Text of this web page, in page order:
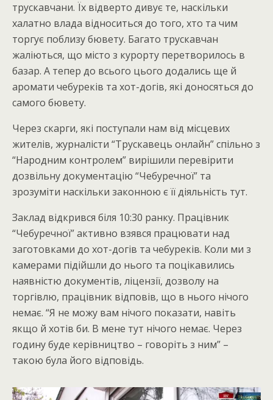
трускавчани. Їх відверто дивує те, наскільки
халатно влада відноситься до того, хто та чим
торгує поблизу бювету. Багато трускавчан
жаліються, що місто з курорту перетворилось в
базар. А тепер до всього цього додались ще й
аромати чебуреків та хот-догів, які доносяться до
самого бювету.
Через скарги, які поступали нам від місцевих
жителів, журналісти “Трускавець онлайн” спільно з
“Народним контролем” вирішили перевірити
дозвільну документацію “Чебуречної” та
зрозуміти наскільки законною є її діяльність тут.
Заклад відкрився біля 10:30 ранку. Працівник
“Чебуречної” активно взявся працювати над
заготовками до хот-догів та чебуреків. Коли ми з
камерами підійшли до нього та поцікавились
наявністю документів, ліцензії, дозволу на
торгівлю, працівник відповів, що в нього нічого
немає. “Я не можу вам нічого показати, навіть
якщо й хотів би. В мене тут нічого немає. Через
годину буде керівництво – говоріть з ним” –
такою була його відповідь.